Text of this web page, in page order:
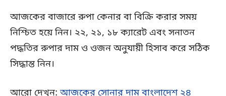
আজকের বাজারে রুপা কেনার বা বিক্রি করার সময়
নিশ্চিত হয়ে নিন। ২২, ২১, ১৮ ক্যারেট এবং সনাতন
পদ্ধতির রুপার দাম ও ওজন অনুযায়ী হিসাব করে সঠিক
সিদ্ধান্ত নিন।
আরো দেখুন:আজকের সোনার দাম বাংলাদেশ ২৪